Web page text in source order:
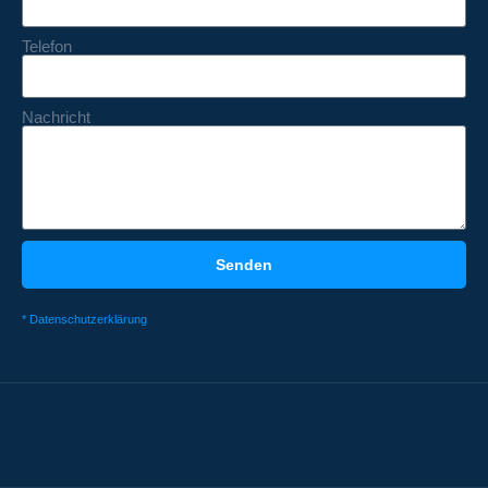
Telefon
Nachricht
Senden
* Datenschutzerklärung